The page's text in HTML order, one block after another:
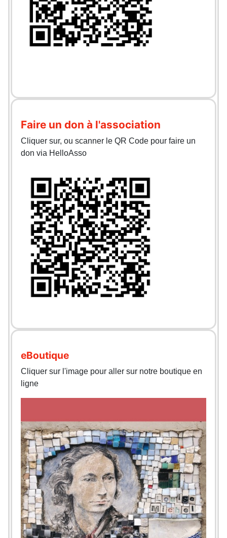
Faire un don à l'association
Cliquer sur, ou scanner le QR Code pour faire un
don via HelloAsso
eBoutique
Cliquer sur l'image pour aller sur notre boutique en
ligne